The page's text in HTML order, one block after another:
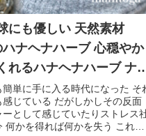
にも優しい 天然素材
ナヘナハーブ 心穏やか
れるハナヘナハーブ ナ
いてます
単に手に入る時代になった そ
じている だがしかしその反面
として感じていたりストレス
かを得れば何かを失う これは